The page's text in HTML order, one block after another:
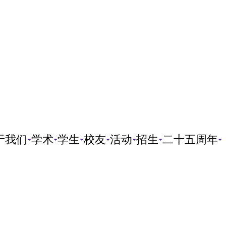
我们 学术 学生 校友 活动 招生 二十五周年